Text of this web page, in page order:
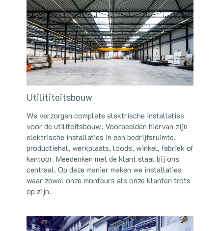
Utilititeitsbouw
We verzorgen complete elektrische installaties
voor de utiliteitsbouw. Voorbeelden hiervan zijn
elektrische installaties in een bedrijfsruimte,
productiehal, werkplaats, loods, winkel, fabriek of
kantoor. Meedenken met de klant staat bij ons
centraal. Op deze manier maken we installaties
waar zowel onze monteurs als onze klanten trots
op zijn.